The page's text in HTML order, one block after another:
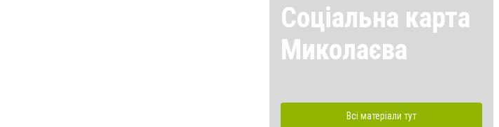
Соціальна карта
Миколаєва
Всі матеріали тут